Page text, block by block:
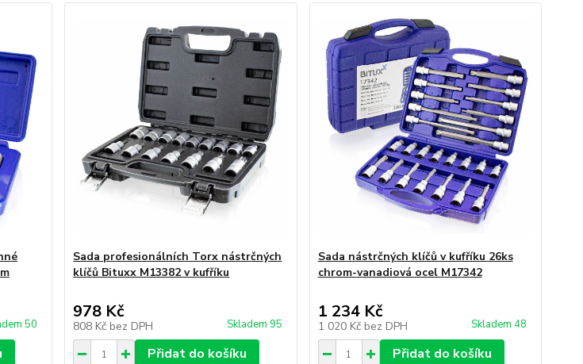
50
Sada profesionálních Torx nástrčných
klíčů Bituxx M13382 v kufříku
978 Kč
808 Kč bez DPH Skladem 95
Přidat do košíku
Sada nástrčných klíčů v kufříku 26ks
chrom-vanadiová ocel M17342
1 234 Kč
1 020 Kč bez DPH Skladem 48
Přidat do košíku